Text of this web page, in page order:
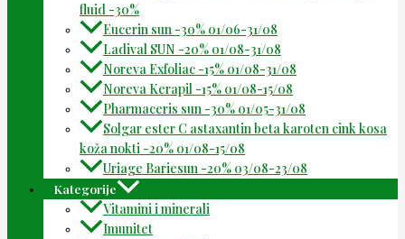
fluid -30%
Eucerin sun -30% 01/06-31/08
Ladival SUN -20% 01/08-31/08
Noreva Exfoliac -15% 01/08-31/08
Noreva Kerapil -15% 01/08-15/08
Pharmaceris sun -30% 01/05-31/08
Solgar ester C astaxantin beta karoten cink kosa
koža nokti -20% 01/08-15/08
Uriage Bariesun -20% 03/08-23/08
Kategorije
Vitamini i minerali
Imunitet